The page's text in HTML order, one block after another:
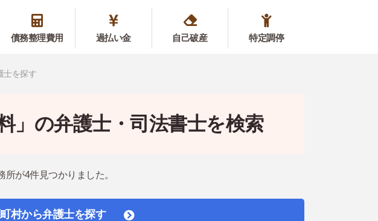
債務整理費用 過払い金 自己破産 特定調停
士を探す
」の弁護士・司法書士を検索
が4件見つかりました。
村から弁護士を探す